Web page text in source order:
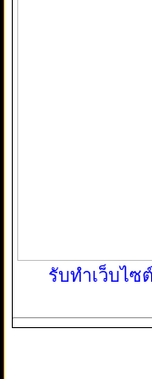
รับทำเว็บไซ